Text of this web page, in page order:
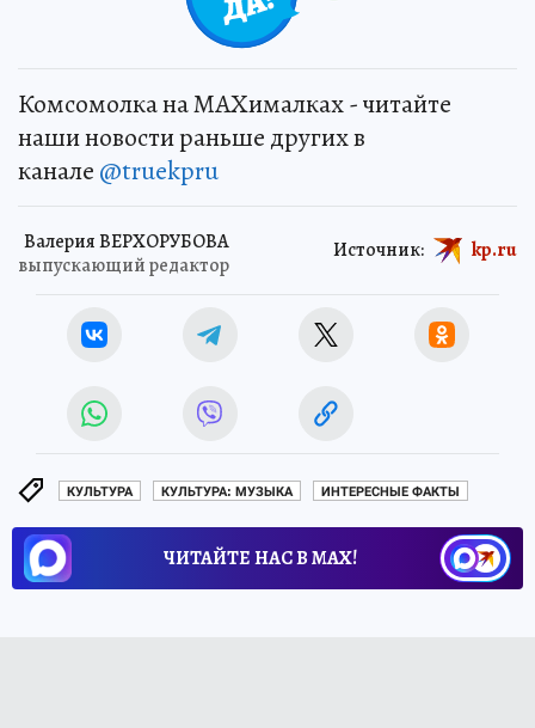
Комсомолка на MAXималках - читайте
наши новости раньше других в
канале @truekpru
Валерия ВЕРХОРУБОВА
выпускающий редактор
Источник: kp.ru
КУЛЬТУРА КУЛЬТУРА: МУЗЫКА ИНТЕРЕСНЫЕ ФАКТЫ
ЧИТАЙТЕ НАС В МАХ!